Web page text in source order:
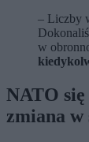
– Liczby
w
NATO
zmiana w